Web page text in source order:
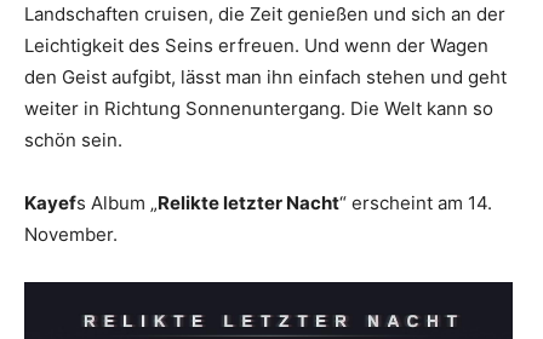
Landschaften cruisen, die Zeit genießen und sich an der
Leichtigkeit des Seins erfreuen. Und wenn der Wagen
den Geist aufgibt, lässt man ihn einfach stehen und geht
weiter in Richtung Sonnenuntergang. Die Welt kann so
schön sein.
Kayefs Album „Relikte letzter Nacht“ erscheint am 14.
November.